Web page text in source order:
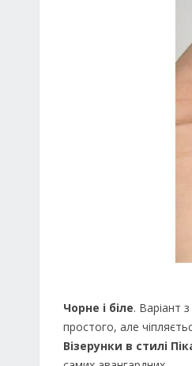
Чорне і біле. Варіант
простого, але
Візерунки в стилі